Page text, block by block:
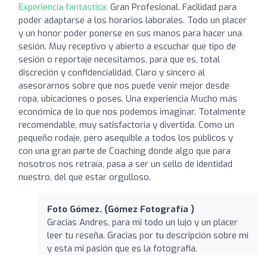
Experiencia fantástica: Gran Profesional. Facilidad para
poder adaptarse a los horarios laborales. Todo un placer
y un honor poder ponerse en sus manos para hacer una
sesión. Muy receptivo y abierto a escuchar que tipo de
sesión o reportaje necesitamos, para que es, total
discreción y confidencialidad. Claro y sincero al
asesorarnos sobre que nos puede venir mejor desde
ropa, ubicaciones o poses. Una experiencia Mucho más
económica de lo que nos podemos imaginar. Totalmente
recomendable, muy satisfactoria y divertida. Como un
pequeño rodaje, pero asequible a todos los públicos y
con una gran parte de Coaching donde algo que para
nosotros nos retraía, pasa a ser un sello de identidad
nuestro, del que estar orgulloso.
Foto Gómez. (Gómez Fotografía )
Gracias Andres, para mi todo un lujo y un placer
leer tu reseña. Gracias por tu descripción sobre mi
y esta mi pasión que es la fotografia.